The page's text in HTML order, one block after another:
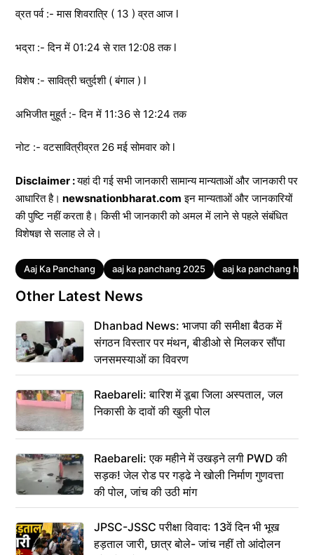
व्रत पर्व :- मास शिवरात्रि ( 13 ) व्रत आज l
भद्रा :- दिन में 01:24 से रात 12:08 तक l
विशेष :- सावित्री चतुर्दशी ( बंगाल ) l
अभिजीत मुहूर्त :- दिन में 11:36 से 12:24 तक
नोट :- वटसावित्रीव्रत 26 मई सोमवार को l
Disclaimer :यहां दी गई सभी जानकारी सामान्य मान्यताओं और जानकारी पर
आधारित है। newsnationbharat.com इन मान्यताओं और जानकारियों
की पुष्टि नहीं करता है। किसी भी जानकारी को अमल में लाने से पहले संबंधित
विशेषज्ञ से सलाह ले ले।
Tags
Aaj Ka Panchang aaj ka panchang 2025 aaj ka panchang hindi
Other Latest News
Dhanbad News: भाजपा की समीक्षा बैठक में
संगठन विस्तार पर मंथन, बीडीओ से मिलकर सौंपा
जनसमस्याओं का विवरण
Raebareli: बारिश में डूबा जिला अस्पताल, जल
निकासी के दावों की खुली पोल
Raebareli: एक महीने में उखड़ने लगी PWD की
सड़क! जेल रोड पर गड्ढे ने खोली निर्माण गुणवत्ता
की पोल, जांच की उठी मांग
JPSC-JSSC परीक्षा विवाद: 13वें दिन भी भूख
हड़ताल जारी, छात्र बोले- जांच नहीं तो आंदोलन